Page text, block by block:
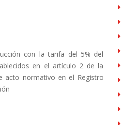
con la tarifa del 5% del
en el artículo 2 de la
acto normativo en el Registro